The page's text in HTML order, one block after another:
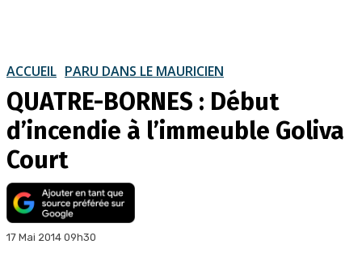
ACCUEIL PARU DANS LE MAURICIEN
QUATRE-BORNES : Début
d’incendie à l’immeuble Goliva
Court
17 Mai 2014 09h30